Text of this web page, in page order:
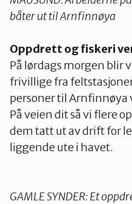
båter ut til Arnfinnøya
Oppdrett og fiskeri
På lørdags morgen blir
frivillige fra
personer til Arnfinnøya
På veien dit så vi flere
dem tatt ut av drift for
liggende ute i havet.
GAMLE SYNDER: Et